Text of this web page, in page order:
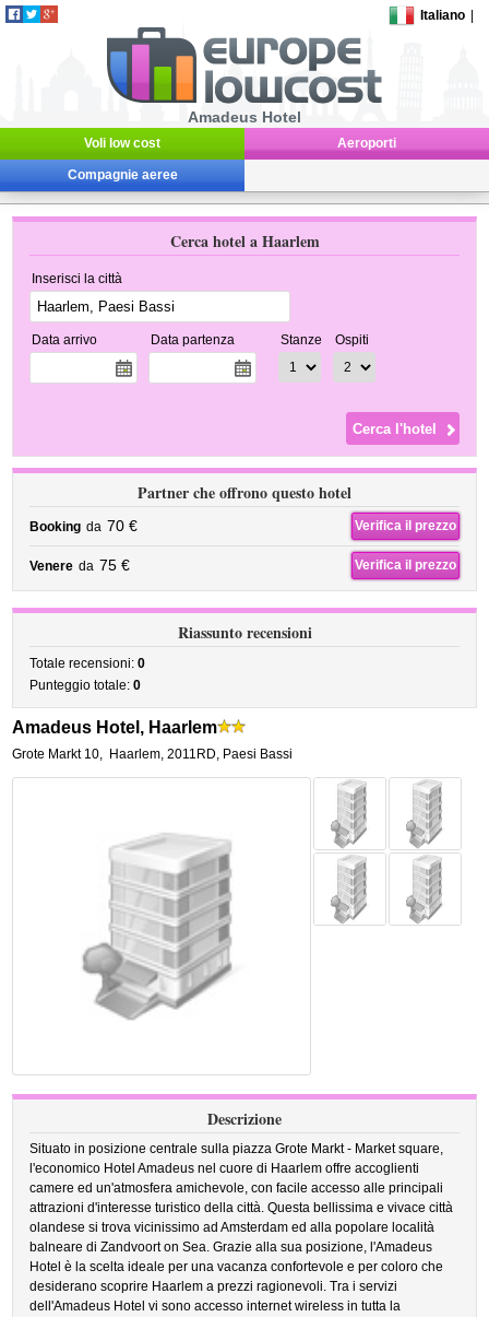
Italiano
Amadeus Hotel
Voli low cost Aeroporti
Compagnie aeree
Cerca hotel a Haarlem
Inserisci la città
Data arrivo Data partenza Stanze Ospiti
Partner che offrono questo hotel
Booking da 70 € Verifica il prezzo
Venere da 75 € Verifica il prezzo
Riassunto recensioni
Totale recensioni:0
Punteggio totale:0
Amadeus Hotel, Haarlem
Grote Markt 10, Haarlem,2011RD, Paesi Bassi
Descrizione
Situato in posizione centrale sulla piazza Grote Markt - Market square,
l'economico Hotel Amadeus nel cuore di Haarlem offre accoglienti
camere ed un'atmosfera amichevole, con facile accesso alle principali
attrazioni d'interesse turistico della città. Questa bellissima e vivace città
olandese si trova vicinissimo ad Amsterdam ed alla popolare località
balneare di Zandvoort on Sea. Grazie alla sua posizione, l'Amadeus
Hotel è la scelta ideale per una vacanza confortevole e per coloro che
desiderano scoprire Haarlem a prezzi ragionevoli. Tra i servizi
dell'Amadeus Hotel vi sono accesso internet wireless in tutta la